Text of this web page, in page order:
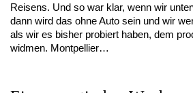
Reisens. Und so war klar, wenn wir
dann wird das ohne Auto sein und wir
als wir es bisher probiert haben, dem
widmen. Montpellier…